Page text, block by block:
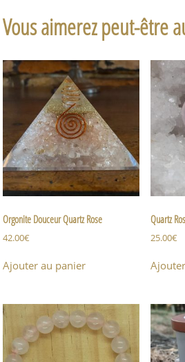
Vous aimerez peut-être
Orgonite Douceur Quartz Rose
42.00€
Ajouter au panier
Quartz
25.00€